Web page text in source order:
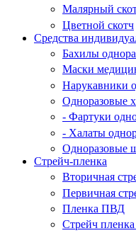
Малярный
Цветной скотч
Средства
Бахилы
Маски
Нарукавники
Одноразовые
- Фартуки
- Халаты
Одноразовые
Стрейч-пленка
Вторичная
Первичная
Пленка ПВД
Стрейч